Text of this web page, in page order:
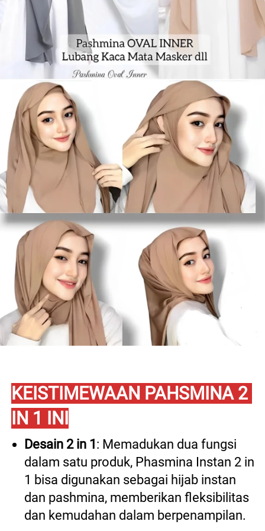
KEISTIMEWAAN PAHSMINA 2
IN 1 INI
Desain 2 in 1 : Memadukan dua fungsi
dalam satu produk, Phasmina Instan 2 in
1 bisa digunakan sebagai hijab instan
dan pashmina, memberikan fleksibilitas
dan kemudahan dalam berpenampilan.